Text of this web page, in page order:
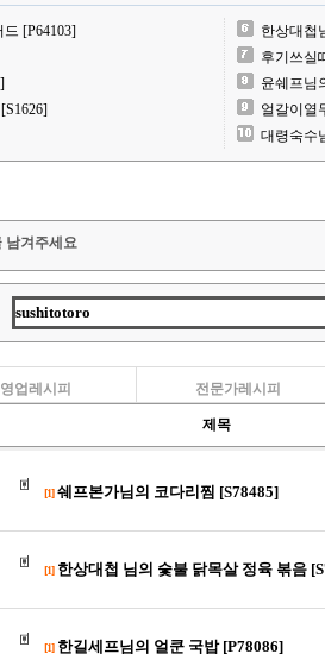
[P64103]
한상대첩
후기쓰실
윤쉐프님
얼갈이열
대령숙수
남겨주세요
영업레시피 전문가레시피
제목
[1] 쉐프본가님의 코다리찜 [S78485]
[1] 한상대첩 님의 숯불 닭목살 정육 볶음
[1] 한길세프님의 얼쿤 국밥 [P78086]